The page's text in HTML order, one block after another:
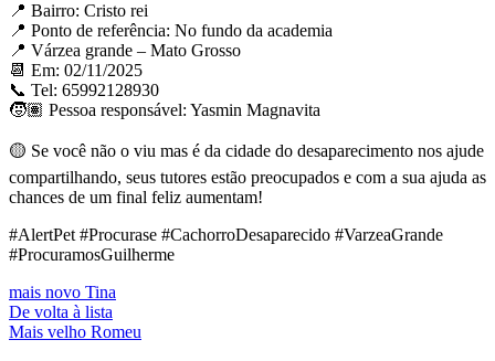
📍 Bairro: Cristo rei ⁣⁣
📍 Ponto de referência: No fundo da academia ⁣⁣
📍 Várzea grande – Mato Grosso
📆 Em: 02/11/2025
📞 Tel: 65992128930
🧒🏽 Pessoa responsável: Yasmin Magnavita
🟡 Se você não o viu mas é da cidade do desaparecimento nos ajude
compartilhando, seus tutores estão preocupados e com a sua ajuda as
chances de um final feliz aumentam!
#AlertPet #Procurase #CachorroDesaparecido #VarzeaGrande
#ProcuramosGuilherme
mais novo Tina
De volta à lista
Mais velho Romeu